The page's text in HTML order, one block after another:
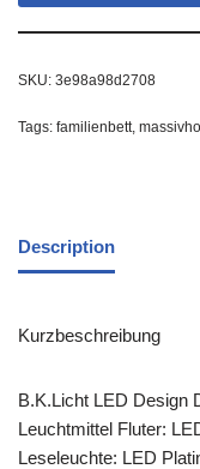
SKU: 3e98a98d2708
Tags: familienbett,
Description
Kurzbeschreibung
B.K.Licht LED Design
Leuchtmittel Fluter:
Leseleuchte: LED